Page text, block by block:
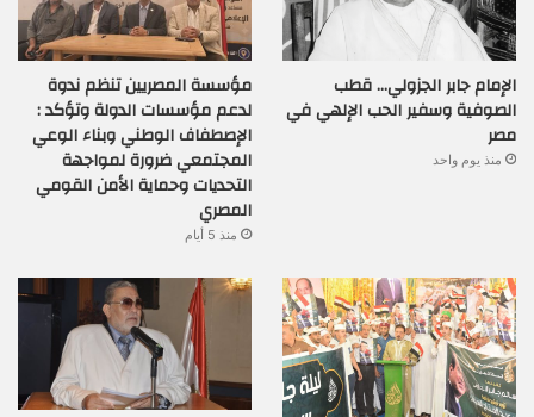
الإمام جابر الجزولي… قطب
الصوفية وسفير الحب الإلهي في
مصر
منذ يوم واحد
مؤسسة المصريين تنظم ندوة
لدعم مؤسسات الدولة وتؤكد :
الإصطفاف الوطني وبناء الوعي
المجتمعي ضرورة لمواجهة
التحديات وحماية الأمن القومي
المصري
منذ 5 أيام